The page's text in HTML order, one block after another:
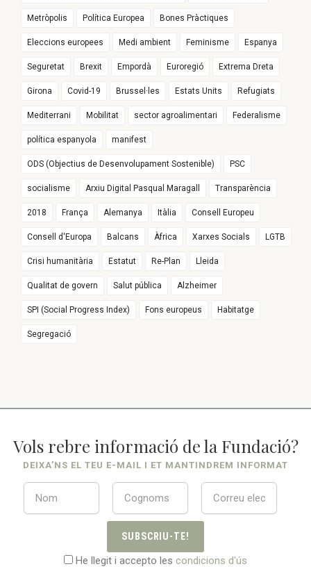
Metròpolis Política Europea Bones Pràctiques
Eleccions europees Medi ambient Feminisme Espanya
Seguretat Brexit Empordà Euroregió Extrema Dreta
Girona Covid-19 Brussel·les Estats Units Refugiats
Mediterrani Mobilitat sector agroalimentari Federalisme
política espanyola manifest
ODS (Objectius de Desenvolupament Sostenible) PSC
socialisme Arxiu Digital Pasqual Maragall Transparència
2018 França Alemanya Itàlia Consell Europeu
Consell d'Europa Balcans Àfrica Xarxes Socials LGTB
Crisi humanitària Estatut Re-Plan Lleida
Qualitat de govern Salut pública Alzheimer
SPI (Social Progress Index) Fons europeus Habitatge
Segregació
Vols rebre informació de la Fundació?
DEIXA’NS EL TEU E-MAIL I ET MANTINDREM INFORMAT
SUBSCRIU-TE!
He llegit i accepto les condicions d'ús